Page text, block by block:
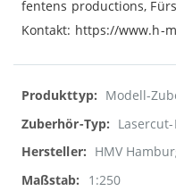
fentens productions,
Kontakt: https://www.h-
Weitere
Informationen
Modell-
HMV
1:250